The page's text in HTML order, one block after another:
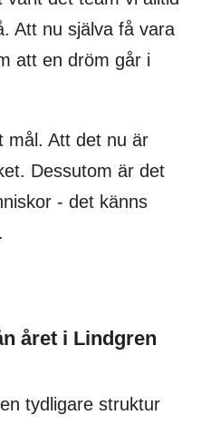
Att nu själva få vara
att en dröm går i
mål. Att det nu är
Dessutom är det
- det känns
året i Lindgren
tydligare struktur